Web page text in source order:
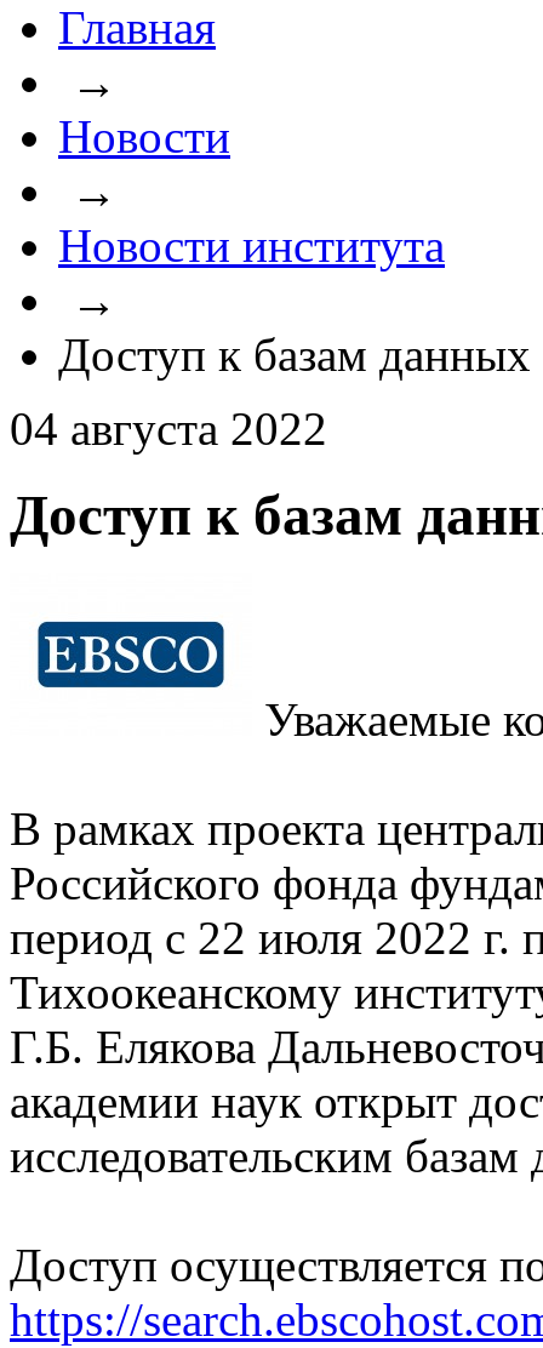
Главная
→
Новости
→
Новости института
→
Доступ к базам
04 августа 2022
Доступ к базам
Уважаемые
В рамках проекта
Российского фонда
период с 22 июля 2022 г.
Тихоокеанскому
Г.Б. Елякова
академии наук открыт
исследовательским
Доступ осуществляется
https://